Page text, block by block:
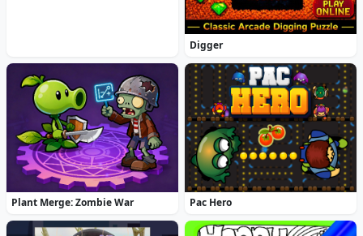
Digger
Plant Merge: Zombie War Pac Hero